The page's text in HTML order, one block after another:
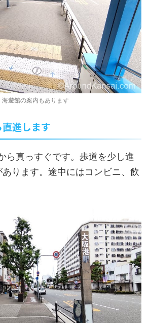
海遊館の案内もあります
進します
ら真っすぐです。歩道を少し進
ります。途中にはコンビニ、飲